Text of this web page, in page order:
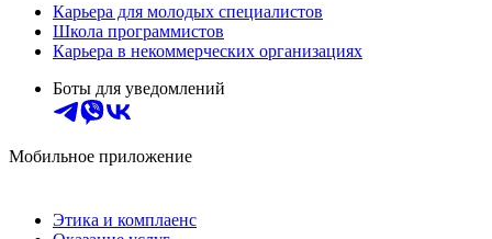
Карьера для молодых специалистов
Школа программистов
Карьера в некоммерческих организациях
Боты для уведомлений
Мобильное приложение
Этика и комплаенс